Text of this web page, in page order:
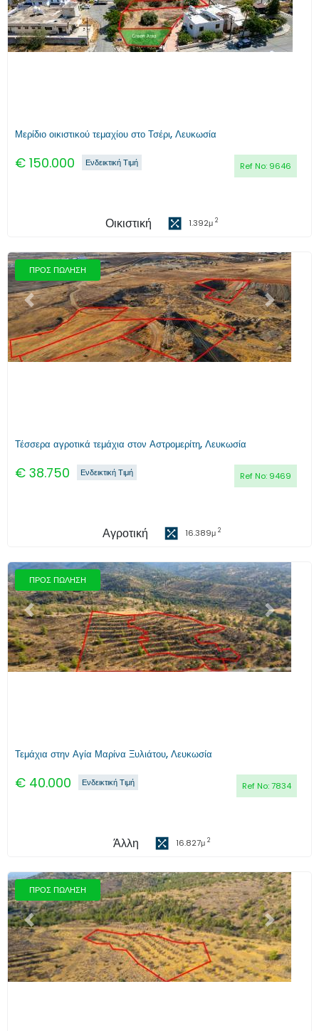
Μερίδιο οικιστικού τεμαχίου στο Τσέρι, Λευκωσία
€ 150.000 Ref No: 9646
Ενδεικτική Τιμή
Οικιστική 1.392μ 2
ΠΡΟΣ ΠΩΛΗΣΗ
Προηγούμενο Επόμενο
Τέσσερα αγροτικά τεμάχια στον Αστρομερίτη, Λευκωσία
€ 38.750 Ref No: 9469
Ενδεικτική Τιμή
Αγροτική 16.389μ 2
ΠΡΟΣ ΠΩΛΗΣΗ
Προηγούμενο Επόμενο
Τεμάχια στην Αγία Μαρίνα Ξυλιάτου, Λευκωσία
€ 40.000 Ref No:7834
Ενδεικτική Τιμή
Άλλη 16.827μ 2
ΠΡΟΣ ΠΩΛΗΣΗ
Προηγούμενο Επόμενο